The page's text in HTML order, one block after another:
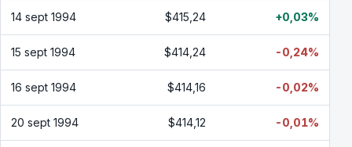
14 sept 1994 $415,24 +0,03%
15 sept 1994 $414,24 -0,24%
16 sept 1994 $414,16 -0,02%
20 sept 1994 $414,12 -0,01%